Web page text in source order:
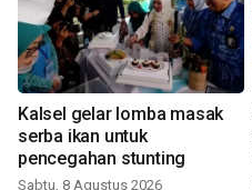
Kalsel gelar lomba masak
serba ikan untuk
pencegahan stunting
Sabtu, 8 Agustus 2026